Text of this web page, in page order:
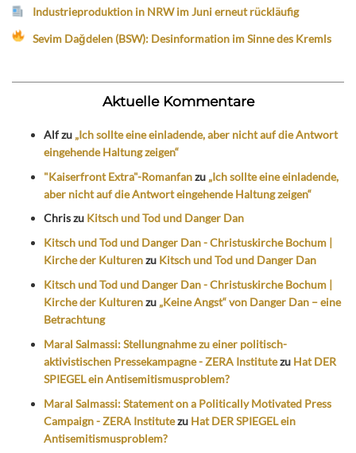
Industrieproduktion in NRW im Juni erneut rückläufig
Sevim Dağdelen (BSW): Desinformation im Sinne des Kremls
Aktuelle Kommentare
Alfzu „Ich sollte eine einladende, aber nicht auf die Antwort
eingehende Haltung zeigen“
"Kaiserfront Extra"-Romanfanzu „Ich sollte eine einladende,
aber nicht auf die Antwort eingehende Haltung zeigen“
Chriszu Kitsch und Tod und Danger Dan
Kitsch und Tod und Danger Dan - Christuskirche Bochum |
Kirche der Kulturenzu Kitsch und Tod und Danger Dan
Kitsch und Tod und Danger Dan - Christuskirche Bochum |
Kirche der Kulturenzu „Keine Angst“ von Danger Dan – eine
Betrachtung
Maral Salmassi: Stellungnahme zu einer politisch-
aktivistischen Pressekampagne - ZERA Institutezu Hat DER
SPIEGEL ein Antisemitismusproblem?
Maral Salmassi: Statement on a Politically Motivated Press
Campaign - ZERA Institutezu Hat DER SPIEGEL ein
Antisemitismusproblem?